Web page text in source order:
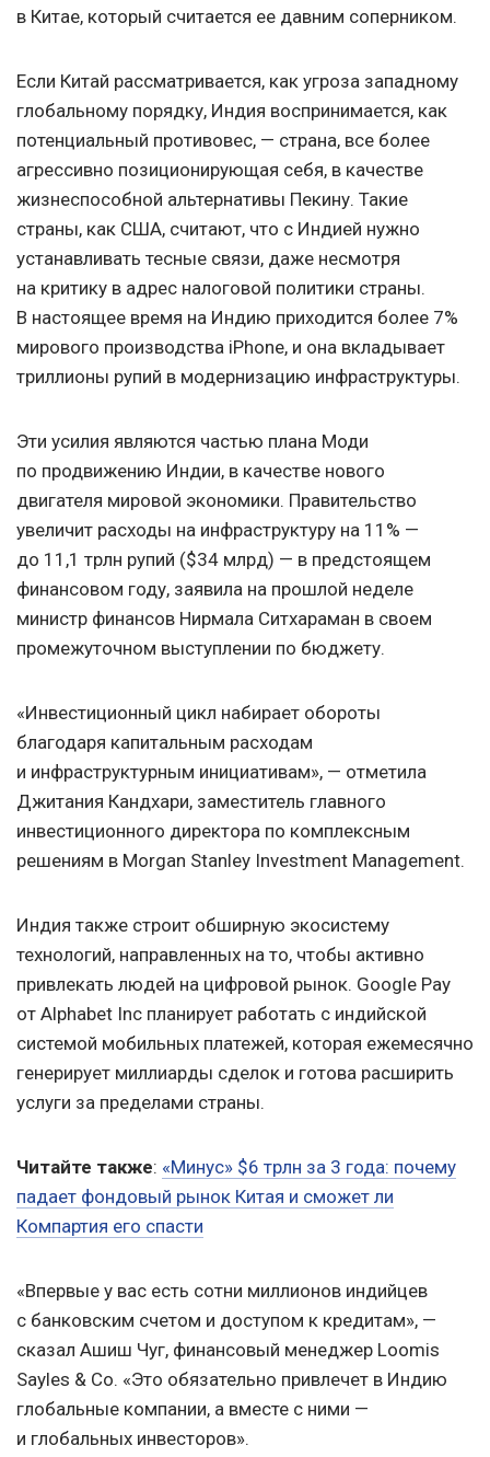
в Китае, который считается ее давним соперником.
Если Китай рассматривается, как угроза западному
глобальному порядку, Индия воспринимается, как
потенциальный противовес, — страна, все более
агрессивно позиционирующая себя, в качестве
жизнеспособной альтернативы Пекину. Такие
страны, как США, считают, что с Индией нужно
устанавливать тесные связи, даже несмотря
на критику в адрес налоговой политики страны.
В настоящее время на Индию приходится более 7%
мирового производства iPhone, и она вкладывает
триллионы рупий в модернизацию инфраструктуры.
Эти усилия являются частью плана Моди
по продвижению Индии, в качестве нового
двигателя мировой экономики. Правительство
увеличит расходы на инфраструктуру на 11% —
до 11,1 трлн рупий ($34 млрд) — в предстоящем
финансовом году, заявила на прошлой неделе
министр финансов Нирмала Ситхараман в своем
промежуточном выступлении по бюджету.
«Инвестиционный цикл набирает обороты
благодаря капитальным расходам
и инфраструктурным инициативам», — отметила
Джитания Кандхари, заместитель главного
инвестиционного директора по комплексным
решениям в Morgan Stanley Investment Management.
Индия также строит обширную экосистему
технологий, направленных на то, чтобы активно
привлекать людей на цифровой рынок. Google Pay
от Alphabet Inc планирует работать с индийской
системой мобильных платежей, которая ежемесячно
генерирует миллиарды сделок и готова расширить
услуги за пределами страны.
Читайте также: «Минус» $6 трлн за 3 года: почему
падает фондовый рынок Китая и сможет ли
Компартия его спасти
«Впервые у вас есть сотни миллионов индийцев
с банковским счетом и доступом к кредитам», —
сказал Ашиш Чуг, финансовый менеджер Loomis
Sayles & Co. «Это обязательно привлечет в Индию
глобальные компании, а вместе с ними —
и глобальных инвесторов».